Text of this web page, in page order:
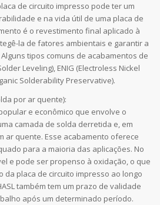
de circuito impresso pode ter um
e na vida útil de uma placa de
é o revestimento final aplicado à
la de fatores ambientais e garantir a
tipos comuns de acabamentos de
Leveling), ENIG (Electroless Nickel
Solderability Preservative).
por ar quente):
e econômico que envolve o
camada de solda derretida e, em
ar quente. Esse acabamento oferece
para a maioria das aplicações. No
e pode ser propenso à oxidação, o que
placa de circuito impresso ao longo
também tem um prazo de validade
após um determinado período.